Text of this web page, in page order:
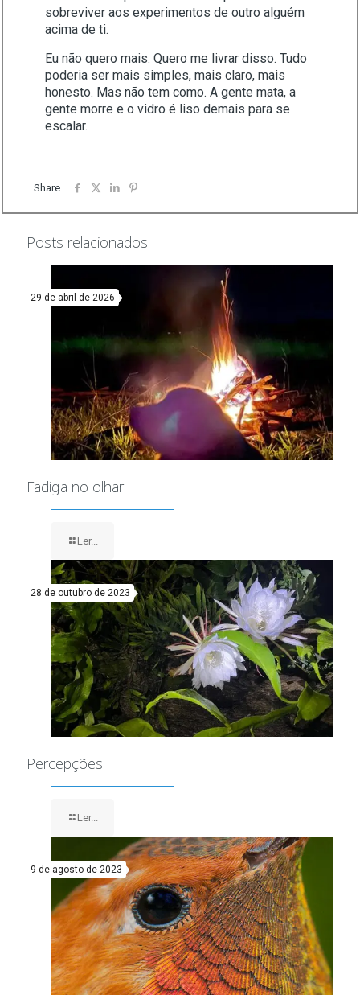
sobreviver aos experimentos de outro alguém
acima de ti.
Eu não quero mais. Quero me livrar disso. Tudo
poderia ser mais simples, mais claro, mais
honesto. Mas não tem como. A gente mata, a
gente morre e o vidro é liso demais para se
escalar.
Share
Posts relacionados
29 de abril de 2026
Fadiga no olhar
Ler...
28 de outubro de 2023
Percepções
Ler...
9 de agosto de 2023